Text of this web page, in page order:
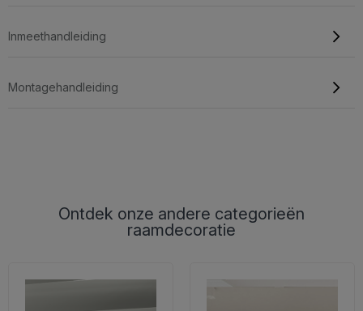
Inmeethandleiding
Montagehandleiding
Ontdek onze andere categorieën
raamdecoratie